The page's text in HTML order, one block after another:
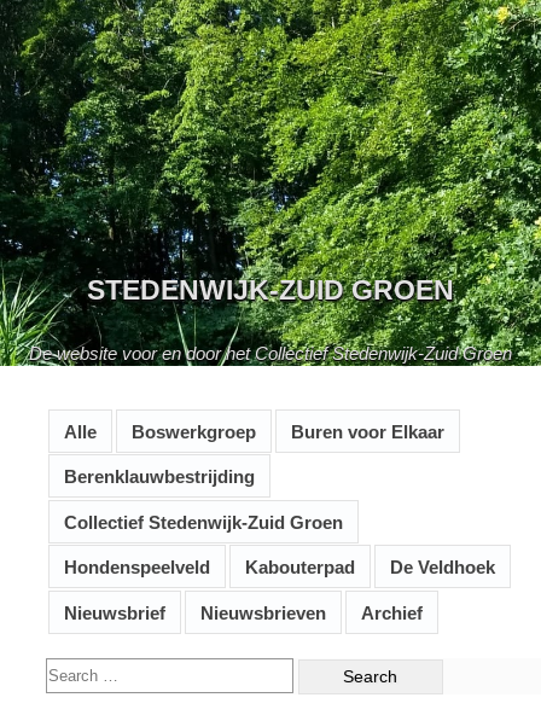
Skip
to
content
STEDENWIJK-ZUID GROEN
De website voor en door het Collectief Stedenwijk-Zuid Groen
Alle Boswerkgroep Buren voor Elkaar
Berenklauwbestrijding
Collectief Stedenwijk-Zuid Groen
Hondenspeelveld Kabouterpad De Veldhoek
Nieuwsbrief Nieuwsbrieven Archief
Search
for: